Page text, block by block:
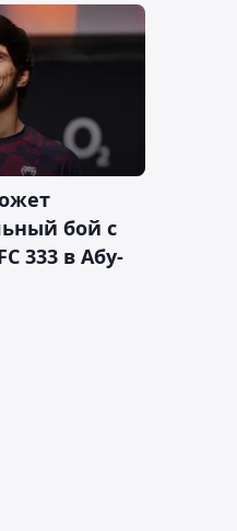
бой с
333 в Абу-